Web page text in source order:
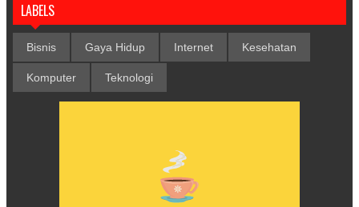
LABELS
Bisnis Gaya Hidup Internet Kesehatan
Komputer Teknologi